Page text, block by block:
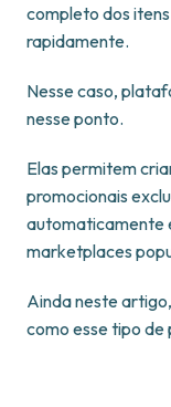
completo dos
rapidamente.
Nesse caso,
nesse ponto.
Elas permitem
promocionais
automaticamente
marketplaces
Ainda neste
como esse tipo